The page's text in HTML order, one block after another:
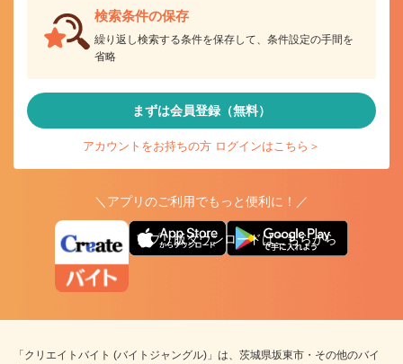
検索条件の保存
繰り返し検索する条件を保存して、条件設定の手間を
省略
まずは会員登録（無料）
アカウントをお持ちの方 ログインはこちら＞
＼アプリのご利用でもっと便利に！／
アプリ版ダウンロードはこちらから
「クリエイトバイト (バイトジャングル)」は、茨城県坂東市・その他のバイ